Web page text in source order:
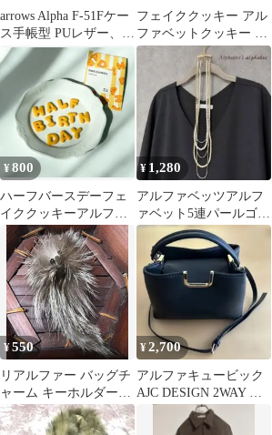
arrows Alpha F-51Fケー
ス手帳型 PUレザー、財
布型、可愛い猫柄
フェイククッキー アル
ファベットクッキー ハ
ーフバースデー 撮影小
¥800
ハーフバースデーフェ
イククッキーアルファ
ベット撮影用
¥ 1,280
アルファベッツアルフ
ァベット5連パールゴー
ルドネックレス
¥550
リアルファー バッグチ
ャーム キーホルダー金
具付き 毛皮 フォックス
アザラシ⁠
¥2,700
アルファキュービック
AJC DESIGN 2WAY シ
ョルダーバッグ